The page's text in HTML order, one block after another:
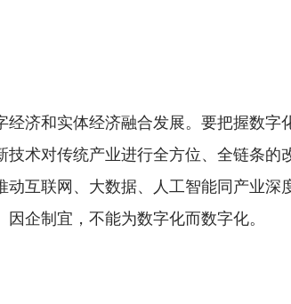
济和实体经济融合发展。要把握数字
技术对传统产业进行全方位、全链条
动互联网、大数据、人工智能同产业深
企制宜，不能为数字化而数字化。